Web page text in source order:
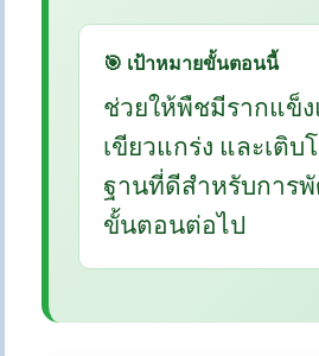
🎯 เป้าหมายขั้นตอนนี้
ช่วยให้พืชมีรากแข็ง
เขียวแกร่ง และเติบ
ฐานที่ดีสำหรับการ
ขั้นตอนต่อไป